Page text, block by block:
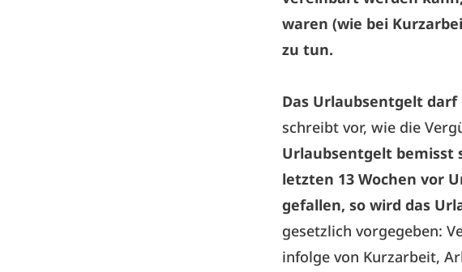
waren (wie bei
zu tun.
Das Urlaubsentgelt
schreibt vor, wie die
Urlaubsentgelt bemisst
letzten 13 Wochen vor
gefallen, so wird das
gesetzlich vorgegeben:
infolge von Kurzarbeit,